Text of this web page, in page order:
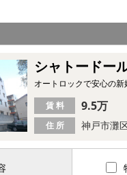
シャトードー
オートロックで安心の
住 所 神戸市灘
賃 料 9.5万